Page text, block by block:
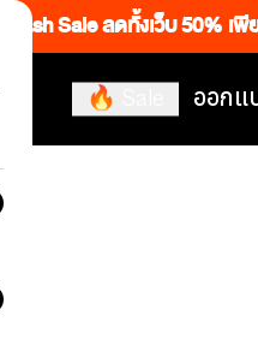
Flash Sale ลดทั้งเว็บ 50%
🔥 Sale ออกแ